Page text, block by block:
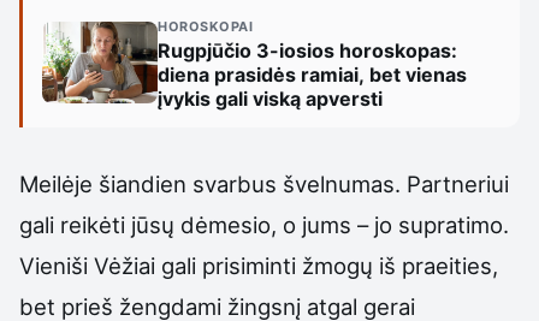
HOROSKOPAI
Rugpjūčio 3-iosios horoskopas:
diena prasidės ramiai, bet vienas
įvykis gali viską apversti
Meilėje šiandien svarbus švelnumas. Partneriui
gali reikėti jūsų dėmesio, o jums – jo supratimo.
Vieniši Vėžiai gali prisiminti žmogų iš praeities,
bet prieš žengdami žingsnį atgal gerai